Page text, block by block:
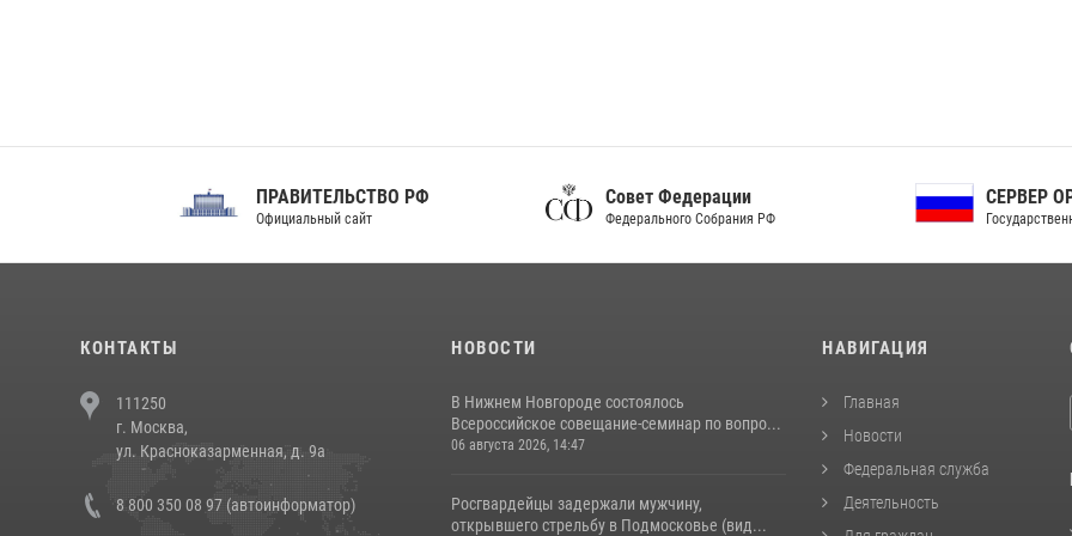
ПРАВИТЕЛЬСТВО РФ
Официальный сайт
Совет Федерации
Федерального Собрания РФ
СЕРВЕР ОРГАНОВ
Государственной власти РФ
КОНТАКТЫ
111250
г. Москва,
ул. Красноказарменная, д. 9а
8 800 350 08 97 (автоинформатор)
НОВОСТИ
В Нижнем Новгороде состоялось
Всероссийское совещание-семинар по вопро...
06 августа 2026, 14:47
Росгвардейцы задержали мужчину,
открывшего стрельбу в Подмосковье (вид...
НАВИГАЦИЯ
Главная
Новости
Федеральная служба
Деятельность